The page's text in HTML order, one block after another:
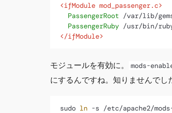
<ifModule mod_passenger.c>
PassengerRoot /var/lib/
PassengerRuby /usr/bin/
</ifModule>
モジュールを有効に。 mods-
にするんですね。知りませんでし
sudo ln -s /etc/apache2/